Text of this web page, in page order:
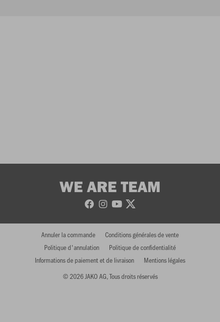
WE ARE TEAM
© 2026 JAKO AG, Tous droits réservés
Annuler la commande
Conditions générales de vente
Politique d'annulation
Politique de confidentialité
Informations de paiement et de livraison
Mentions légales